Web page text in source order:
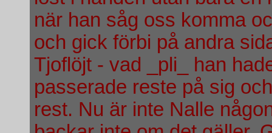
när han såg oss komma
och gick förbi på andra
Tjoflöjt - vad _pli_ han
passerade reste på sig
rest. Nu är inte Nalle